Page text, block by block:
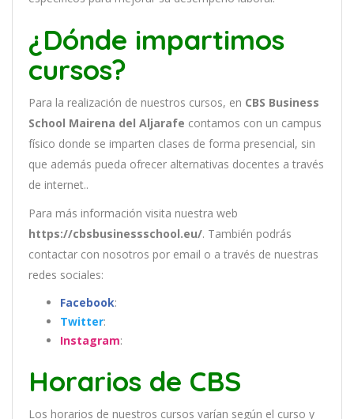
¿Dónde impartimos
cursos?
Para la realización de nuestros cursos, en CBS Business
School Mairena del Aljarafe contamos con un campus
físico donde se imparten clases de forma presencial, sin
que además pueda ofrecer alternativas docentes a través
de internet..
Para más información visita nuestra web
https://cbsbusinessschool.eu/. También podrás
contactar con nosotros por email o a través de nuestras
redes sociales:
Facebook:
Twitter:
Instagram:
Horarios de CBS
Los horarios de nuestros cursos varían según el curso y